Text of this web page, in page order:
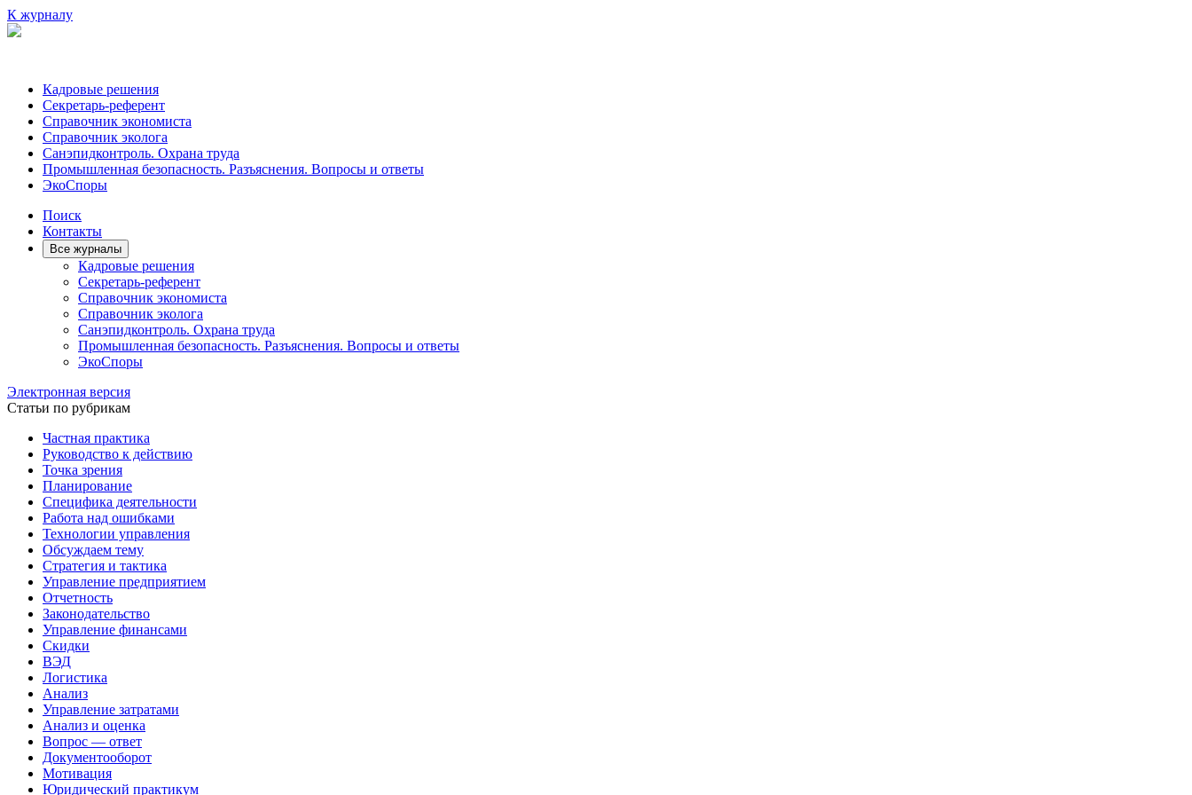
К журналу
Кадровые решения
Секретарь-референт
Справочник экономиста
Справочник эколога
Санэпидконтроль. Охрана труда
Промышленная безопасность. Разъяснения. Вопросы и ответы
ЭкоСпоры
Поиск
Контакты
Все журналы
Кадровые решения
Секретарь-референт
Справочник экономиста
Справочник эколога
Санэпидконтроль. Охрана труда
Промышленная безопасность. Разъяснения. Вопросы и ответы
ЭкоСпоры
Электронная версия
Статьи по рубрикам
Частная практика
Руководство к действию
Точка зрения
Планирование
Специфика деятельности
Работа над ошибками
Технологии управления
Обсуждаем тему
Стратегия и тактика
Управление предприятием
Отчетность
Законодательство
Управление финансами
Скидки
ВЭД
Логистика
Анализ
Управление затратами
Анализ и оценка
Вопрос — ответ
Документооборот
Мотивация
Юридический практикум